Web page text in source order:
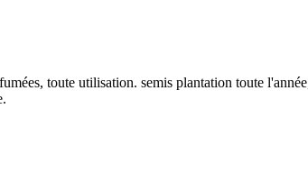
toute utilisation. semis plantation toute